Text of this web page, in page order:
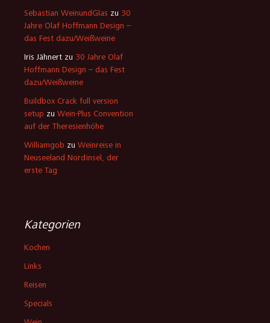
Sebastian WeinundGlas zu 30
Jahre Olaf Hoffmann Design –
das Fest dazu/Weißweine
Iris Jähnert zu 30 Jahre Olaf
Hoffmann Design – das Fest
dazu/Weißweine
Buildbox Crack full version
setup zu Wein-Plus Convention
auf der Theresienhöhe
Williamgob zu Weinreise in
Neuseeland Nordinsel, der
erste Tag
Kategorien
Kochen
Links
Reisen
Specials